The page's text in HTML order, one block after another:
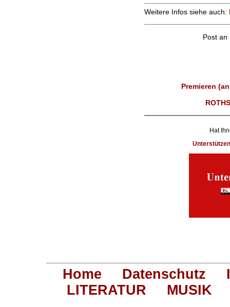
Weitere Infos siehe auch:
Post an
Premieren
Hat
Home Datenschutz
LITERATUR
MUSIK